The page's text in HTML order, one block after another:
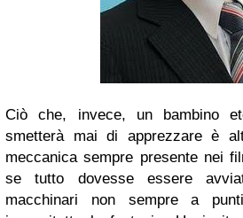
Ciò che, invece, un bambino
smetterà mai di apprezzare è
meccanica sempre presente nei
se tutto dovesse essere
macchinari non sempre a